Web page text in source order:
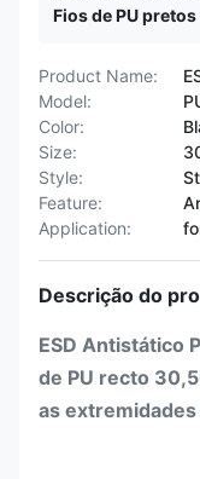
Fios de PU
Product Name:
Model:
Color:
Size:
Style:
Feature:
Application:
Descrição do
ESD Antistático
de PU recto
as